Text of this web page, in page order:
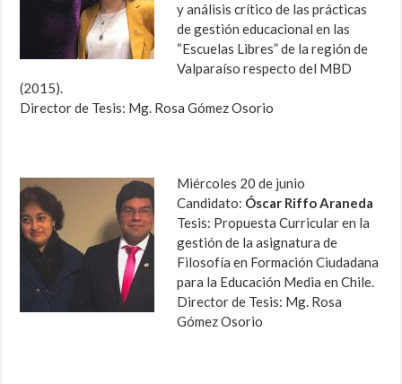
y análisis crítico de las prácticas
de gestión educacional en las
“Escuelas Libres” de la región de
Valparaíso respecto del MBD
(2015).
Director de Tesis: Mg. Rosa Gómez Osorio
Miércoles 20 de junio
Candidato: Óscar Riffo Araneda
Tesis: Propuesta Curricular en la
gestión de la asignatura de
Filosofía en Formación Ciudadana
para la Educación Media en Chile.
Director de Tesis: Mg. Rosa
Gómez Osorio